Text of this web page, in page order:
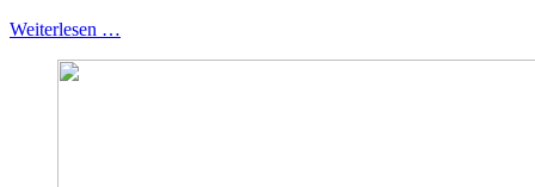
Weiterlesen …